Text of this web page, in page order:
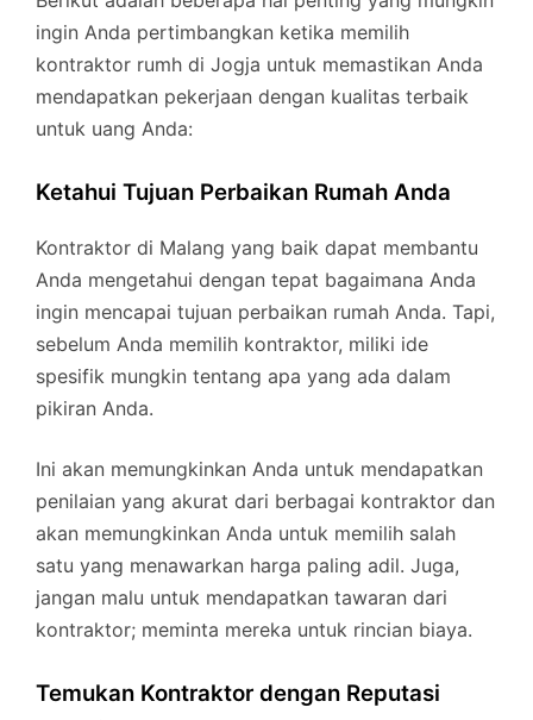
ingin Anda pertimbangkan ketika memilih
kontraktor rumh di Jogja untuk memastikan Anda
mendapatkan pekerjaan dengan kualitas terbaik
untuk uang Anda:
Ketahui Tujuan Perbaikan Rumah Anda
Kontraktor di Malang yang baik dapat membantu
Anda mengetahui dengan tepat bagaimana Anda
ingin mencapai tujuan perbaikan rumah Anda. Tapi,
sebelum Anda memilih kontraktor, miliki ide
spesifik mungkin tentang apa yang ada dalam
pikiran Anda.
Ini akan memungkinkan Anda untuk mendapatkan
penilaian yang akurat dari berbagai kontraktor dan
akan memungkinkan Anda untuk memilih salah
satu yang menawarkan harga paling adil. Juga,
jangan malu untuk mendapatkan tawaran dari
kontraktor; meminta mereka untuk rincian biaya.
Temukan Kontraktor dengan Reputasi